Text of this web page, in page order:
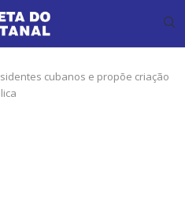
cubanos e propõe criação